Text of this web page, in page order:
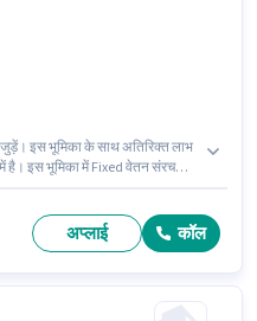
जुड़ें। इस भूमिका के साथ अतिरिक्त लाभ
है। इस भूमिका में Fixed वेतन संरचना
अप्लाई कॉल